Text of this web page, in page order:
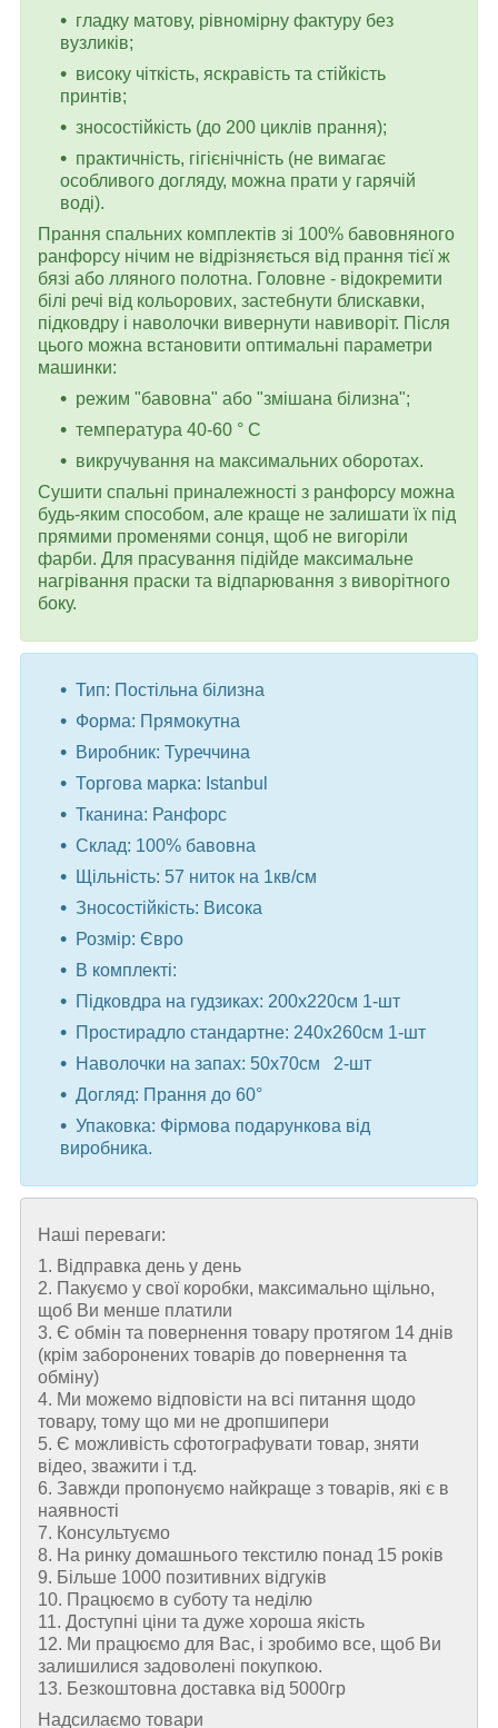
гладку матову, рівномірну фактуру без
вузликів;
високу чіткість, яскравість та стійкість
принтів;
зносостійкість (до 200 циклів прання);
практичність, гігієнічність (не вимагає
особливого догляду, можна прати у гарячій
воді).
Прання спальних комплектів зі 100% бавовняного
ранфорсу нічим не відрізняється від прання тієї ж
бязі або лляного полотна. Головне - відокремити
білі речі від кольорових, застебнути блискавки,
підковдру і наволочки вивернути навиворіт. Після
цього можна встановити оптимальні параметри
машинки:
режим "бавовна" або "змішана білизна";
температура 40-60 ° C
викручування на максимальних оборотах.
Сушити спальні приналежності з ранфорсу можна
будь-яким способом, але краще не залишати їх під
прямими променями сонця, щоб не вигоріли
фарби. Для прасування підійде максимальне
нагрівання праски та відпарювання з виворітного
боку.
Тип: Постільна білизна
Форма: Прямокутна
Виробник: Туреччина
Торгова марка: Istanbul
Тканина: Ранфорс
Склад: 100% бавовна
Щільність: 57 ниток на 1кв/см
Зносостійкість: Висока
Розмір: Євро
В комплекті:
Підковдра на гудзиках: 200x220см 1-шт
Простирадло стандартне: 240x260см 1-шт
Наволочки на запах: 50x70см 2-шт
Догляд: Прання до 60°
Упаковка: Фірмова подарункова від
виробника.
Наші переваги:
1. Відправка день у день
2. Пакуємо у свої коробки, максимально щільно,
щоб Ви менше платили
3. Є обмін та повернення товару протягом 14 днів
(крім заборонених товарів до повернення та
обміну)
4. Ми можемо відповісти на всі питання щодо
товару, тому що ми не дропшипери
5. Є можливість сфотографувати товар, зняти
відео, зважити і т.д.
6. Завжди пропонуємо найкраще з товарів, які є в
наявності
7. Консультуємо
8. На ринку домашнього текстилю понад 15 років
9. Більше 1000 позитивних відгуків
10. Працюємо в суботу та неділю
11. Доступні ціни та дуже хороша якість
12. Ми працюємо для Вас, і зробимо все, щоб Ви
залишилися задоволені покупкою.
13. Безкоштовна доставка від 5000гр
Надсилаємо товари